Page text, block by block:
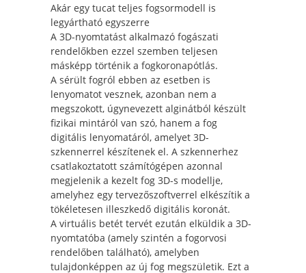
Akár egy tucat teljes fogsormodell is
legyártható egyszerre
A 3D-nyomtatást alkalmazó fogászati
rendelőkben ezzel szemben teljesen
másképp történik a fogkoronapótlás.
A sérült fogról ebben az esetben is
lenyomatot vesznek, azonban nem a
megszokott, úgynevezett alginátból készült
fizikai mintáról van szó, hanem a fog
digitális lenyomatáról, amelyet 3D-
szkennerrel készítenek el. A szkennerhez
csatlakoztatott számítógépen azonnal
megjelenik a kezelt fog 3D-s modellje,
amelyhez egy tervezőszoftverrel elkészítik a
tökéletesen illeszkedő digitális koronát.
A virtuális betét tervét ezután elküldik a 3D-
nyomtatóba (amely szintén a fogorvosi
rendelőben található), amelyben
tulajdonképpen az új fog megszületik. Ezt a